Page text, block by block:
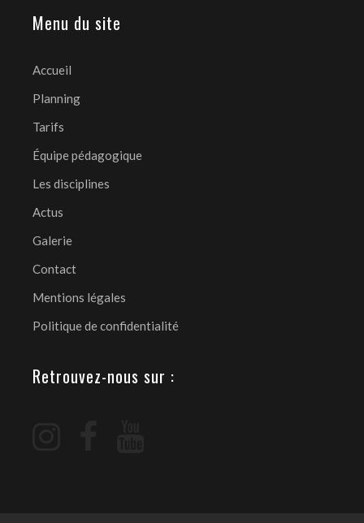
Menu du site
Accueil
Planning
Tarifs
Équipe pédagogique
Les disciplines
Actus
Galerie
Contact
Mentions légales
Politique de confidentialité
Retrouvez-nous sur :